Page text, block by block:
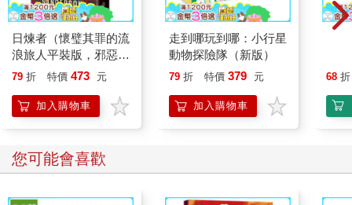
日煉者（懷璧其罪的流
浪旅人平裝版，邪惡奇
幻天才大神超凡驚豔震
79 折 特價 473 元
加入購物車
走到哪玩到哪：小行星
動物探險隊（新版）
79 折 特價 379 元
加入購物車
68 折
您可能會喜歡